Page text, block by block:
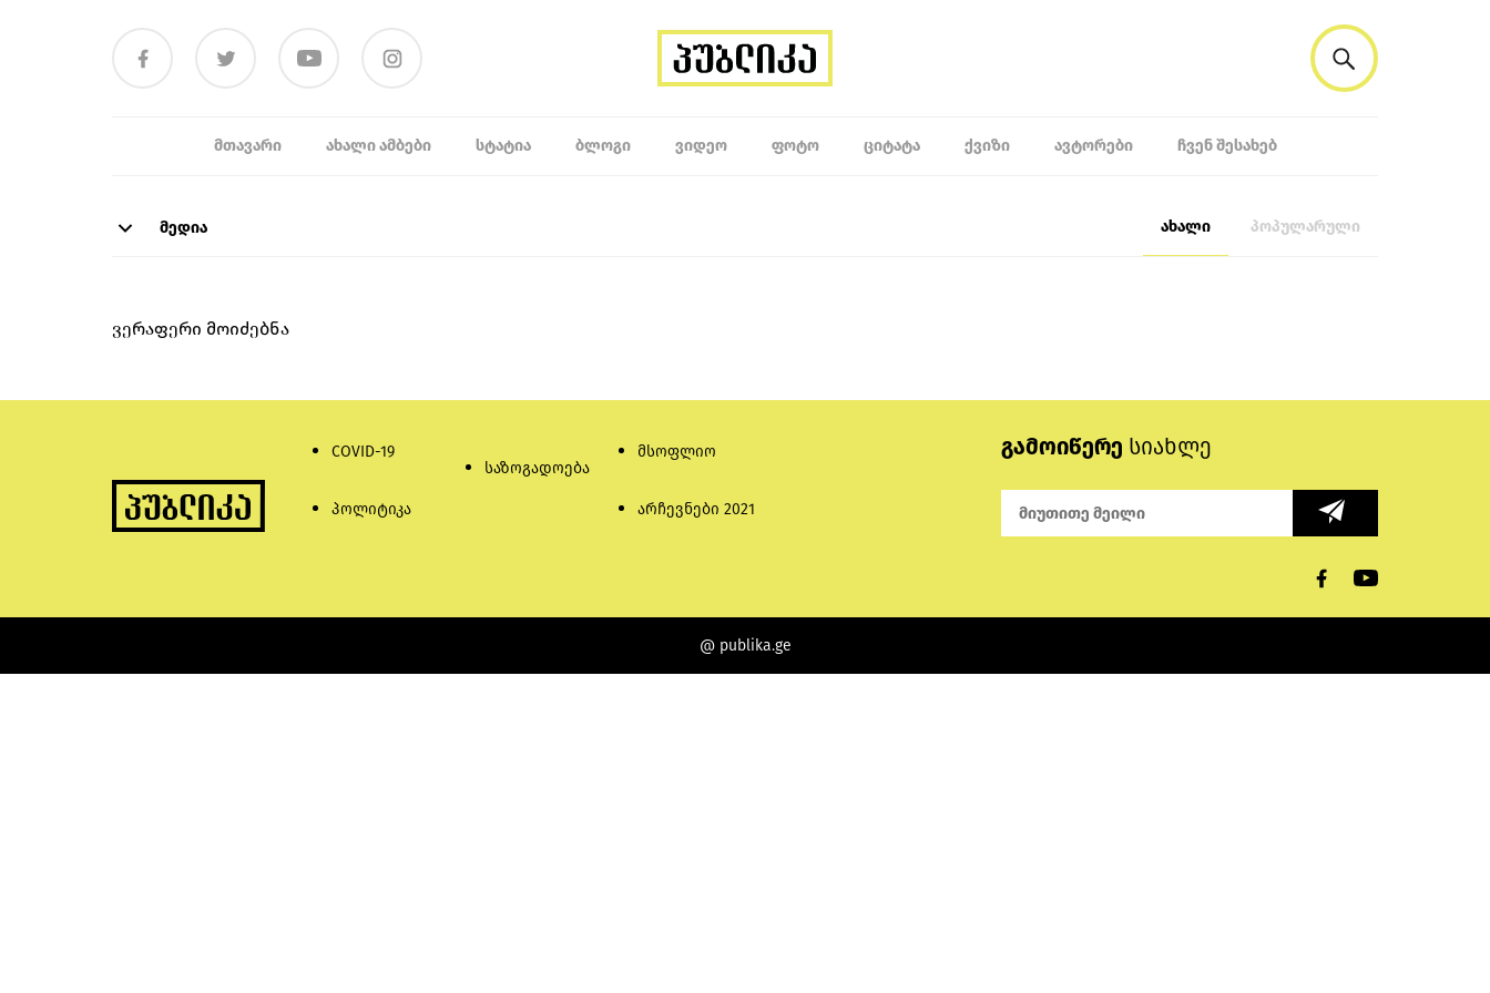
ᲛᲗᲐᲕᲐᲠᲘ ᲐᲮᲐᲚᲘ ᲐᲛᲑᲔᲑᲘ ᲡᲢᲐᲢᲘᲐ ᲑᲚᲝᲒᲘ ᲕᲘᲓᲔᲝ ᲤᲝᲢᲝ ᲪᲘᲢᲐᲢᲐ ᲥᲕᲘᲖᲘ ᲐᲕᲢᲝᲠᲔᲑᲘ ᲩᲕᲔᲜ ᲨᲔᲡᲐᲮᲔᲑ
მედია ახალი პოპულარული
ვერაფერი მოიძებნა
COVID-19
პოლიტიკა
საზოგადოება
მსოფლიო
არჩევნები 2021
გამოიწერე სიახლე
@ publika.ge